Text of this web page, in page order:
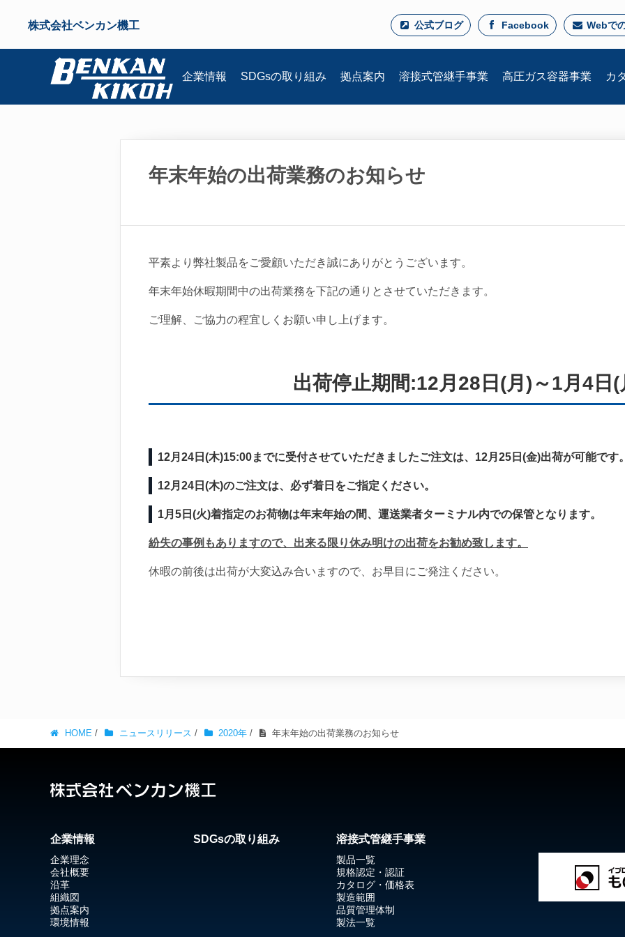
企業情報 SDGsの取り組み 拠点案内 溶接式管継手事業 高圧ガス容器事業 カ
株式会社ベンカン機工 公式ブログ Facebook Webで
HOME/ ニュースリリース / 2020年 / 年末年始の出荷業務のお知らせ
年末年始の出荷業務のお知らせ
平素より弊社製品をご愛顧いただき誠にありがとうございます。
年末年始休暇期間中の出荷業務を下記の通りとさせていただきます。
ご理解、ご協力の程宜しくお願い申し上げます。
出荷停止期間:12月28日(月 )～1月4日(
12月24日(木)15:00までに受付させていただきましたご注文は、12月25日(金)出荷が可能です
12月24日(木)のご注文は、必ず着日をご指定ください。
1月5日(火)着指定のお荷物は年末年始の間、運送業者ターミナル内での保管となります。
紛失の事例もありますので、出来る限り休み明けの出荷をお勧め致します。
休暇の前後は出荷が大変込み合いますので、お早目にご発注ください。
企業情報
企業理念
会社概要
沿革
組織図
拠点案内
環境情報
SDGsの取り組み 溶接式管継手事業
製品一覧
規格認定・認証
カタログ・価格表
製造範囲
品質管理体制
製法一覧